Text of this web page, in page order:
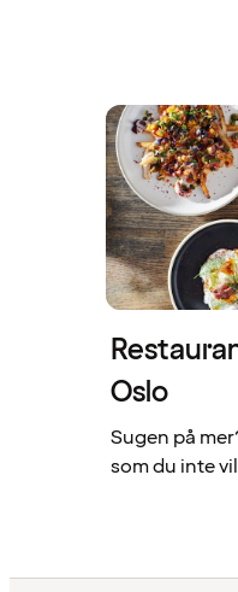
Oslo
Sugen på
som du inte